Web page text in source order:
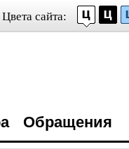
Цвета сайта:
Обращения